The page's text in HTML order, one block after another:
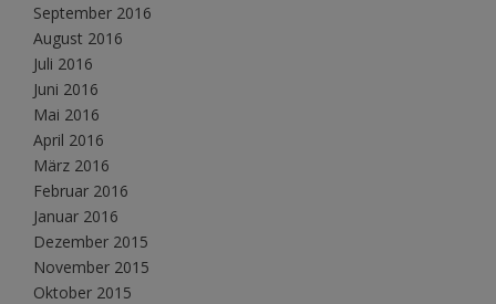
September 2016
August 2016
Juli 2016
Juni 2016
Mai 2016
April 2016
März 2016
Februar 2016
Januar 2016
Dezember 2015
November 2015
Oktober 2015